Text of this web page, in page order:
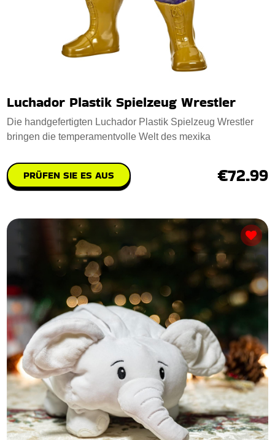
Luchador Plastik Spielzeug Wrestler
Die handgefertigten Luchador Plastik Spielzeug Wrestler
bringen die temperamentvolle Welt des mexika
PRÜFEN SIE ES AUS €72.99